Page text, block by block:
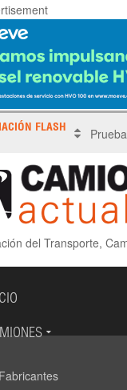
FLASH X
del Transporte,
Fabricantes